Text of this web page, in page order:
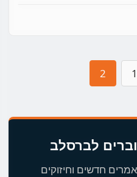
1
2
לברסלב
חדשים וחיזוקים